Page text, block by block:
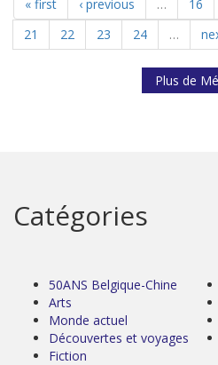
« first ‹ previous … 16
21
22 23 24 …
Plus de
Catégories
50ANS Belgique-Chine
Arts
Monde actuel
Découvertes et voyages
Fiction